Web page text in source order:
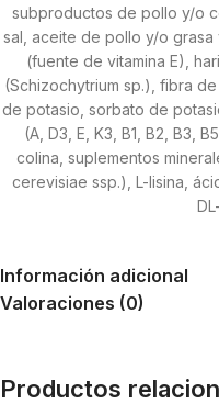
subproductos de pollo y/o
sal, aceite de pollo y/o
(fuente de vitamina E),
(Schizochytrium sp.), fibra
de potasio, sorbato de
(A, D3, E, K3, B1, B2, B3,
colina, suplementos
cerevisiae ssp.), L-lisina,
Información adicional
Valoraciones (0)
Productos